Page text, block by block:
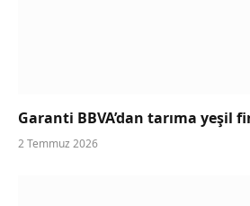
Garanti BBVA’dan tarıma yeşil
2 Temmuz 2026